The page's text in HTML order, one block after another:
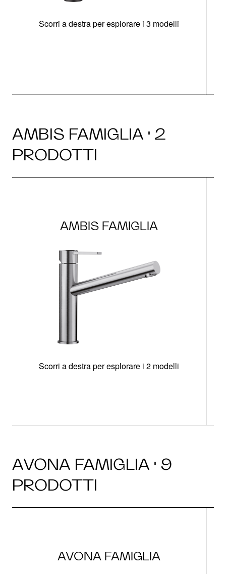
Scorri a destra per esplorare i 3 modelli
AMBIS FAMIGLIA · 2
PRODOTTI
AMBIS FAMIGLIA
Scorri a destra per esplorare i 2 modelli
AVONA FAMIGLIA · 9
PRODOTTI
AVONA FAMIGLIA